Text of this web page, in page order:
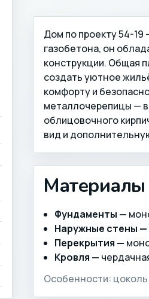
Дом по проекту 54-
газобетона, он
конструкции. Общая
создать уютное
комфорту и
металлочерепицы —
облицовочного
вид и
Материалы
Фундаменты —
Наружные стены —
Перекрытия —
Кровля —
Особенности: